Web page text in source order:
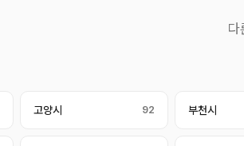
다
고양시 92 부천시